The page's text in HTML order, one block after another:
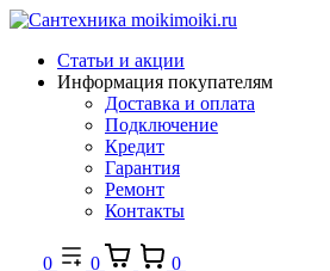
Статьи и акции
Информация покупателям
Доставка и оплата
Подключение
Кредит
Гарантия
Ремонт
Контакты
0 0 0